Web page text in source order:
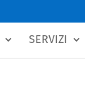
SERVIZI